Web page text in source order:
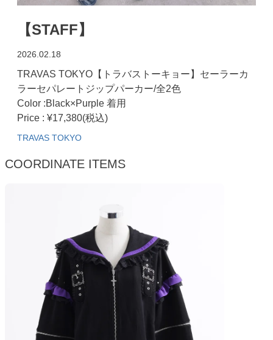
【STAFF】
2026.02.18
TRAVAS TOKYO【トラバストーキョー】セーラーカ
ラーセパレートジップパーカー/全2色
Color :Black×Purple 着用
Price : ¥17,380(税込)
TRAVAS TOKYO
COORDINATE ITEMS